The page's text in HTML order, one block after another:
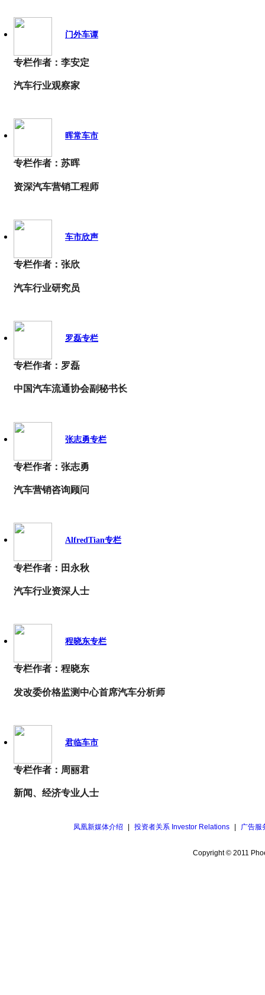
门外车谭
专栏作者：李安定
汽车行业观察家
晖常车市
专栏作者：苏晖
资深汽车营销工程师
车市欣声
专栏作者：张欣
汽车行业研究员
罗磊专栏
专栏作者：罗磊
中国汽车流通协会副秘书长
张志勇专栏
专栏作者：张志勇
汽车营销咨询顾问
AlfredTian专栏
专栏作者：田永秋
汽车行业资深人士
程晓东专栏
专栏作者：程晓东
发改委价格监测中心首席汽车分析师
君临车市
专栏作者：周丽君
新闻、经济专业人士
凤凰新媒体介绍 | 投资者关系 Investor Relations | 广告服
Copyright © 2011